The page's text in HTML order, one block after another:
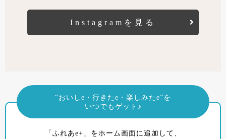
Instagramを見る
“おいしe・行きたe・楽しみたe”を
いつでもゲット♪
「ふれあe+」をホーム画面に追加して、